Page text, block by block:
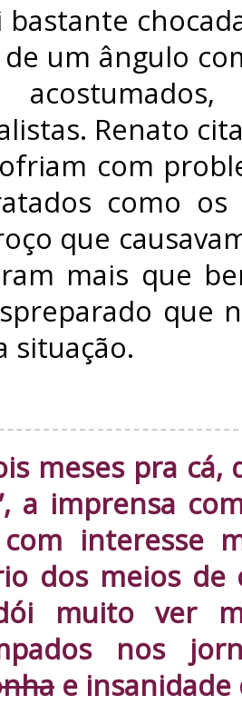
de um ângulo
Renato
com
como os
que
mais que
que
situação.
meses pra cá,
a imprensa
interesse
dos meios de
muito ver
nos
e insanidade